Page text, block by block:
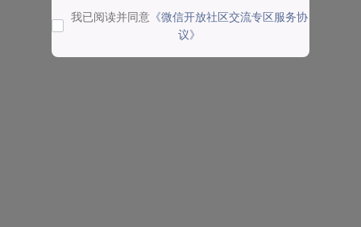
我已阅读并同意 《微信开放社区交流专区服务协
议》